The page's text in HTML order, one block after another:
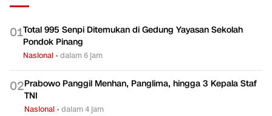
01Total 995 Senpi Ditemukan di Gedung Yayasan Sekolah
Pondok Pinang
Nasional •dalam 6 jam
02Prabowo Panggil Menhan, Panglima, hingga 3 Kepala Staf
TNI
Nasional •dalam 4 jam